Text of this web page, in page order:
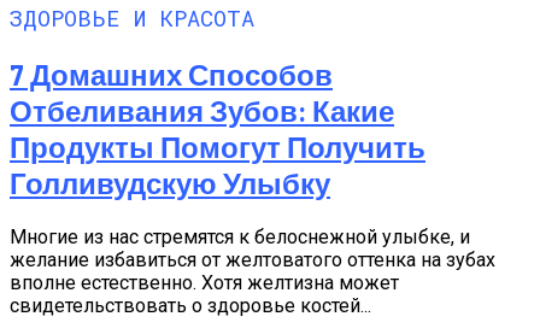
ЗДОРОВЬЕ И КРАСОТА
7 Домашних Способов
Отбеливания Зубов: Какие
Продукты Помогут Получить
Голливудскую Улыбку
Многие из нас стремятся к белоснежной улыбке, и
желание избавиться от желтоватого оттенка на зубах
вполне естественно. Хотя желтизна может
свидетельствовать о здоровье костей...